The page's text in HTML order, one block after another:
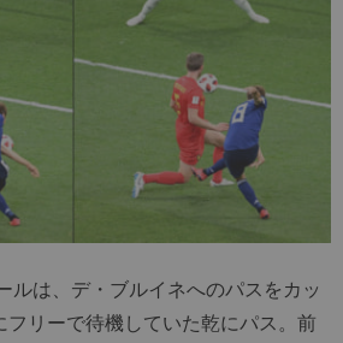
は、デ・ブルイネへのパスをカッ
フリーで待機していた乾にパス。前